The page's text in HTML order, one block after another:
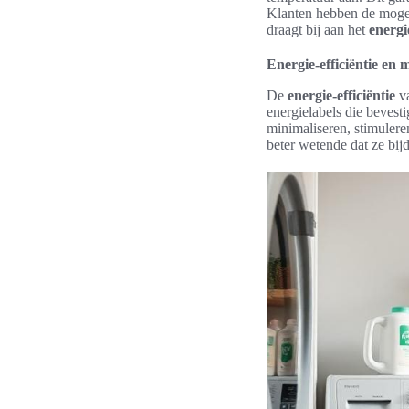
Klanten hebben de
draagt bij aan het
Energie-efficiëntie en
De energie-efficiëntie
energielabels die
minimaliseren,
beter wetende dat ze